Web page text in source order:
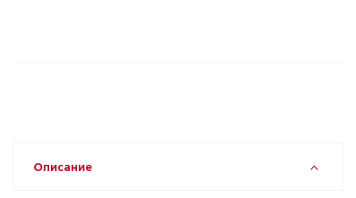
Описание